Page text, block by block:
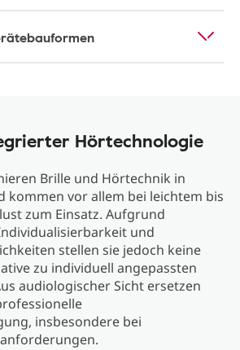
Hörtechnologie
Brille und Hörtechnik in
kommen vor allem bei leichtem bis
zum Einsatz. Aufgrund
und
stellen sie jedoch keine
zu individuell angepassten
audiologischer Sicht ersetzen
insbesondere bei